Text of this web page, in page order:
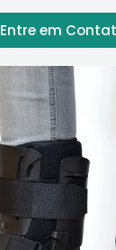
Entre em